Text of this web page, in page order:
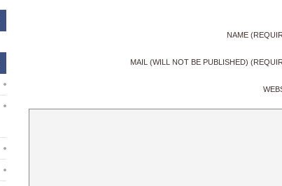
NAME
MAIL (WILL NOT BE PUBLISHED)